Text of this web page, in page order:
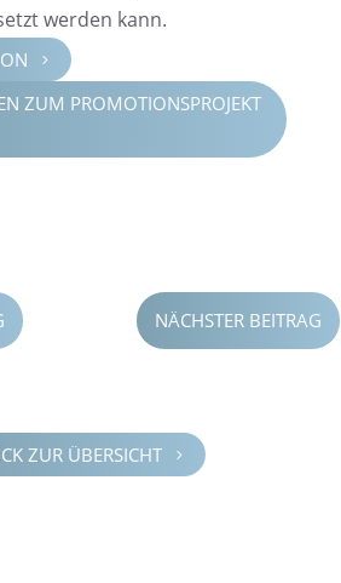
werden kann.
5
ZUM PROMO­TI­ONS­PRO­JEKT
NÄCHSTER BEITRAG
ZUR ÜBERSICHT 5